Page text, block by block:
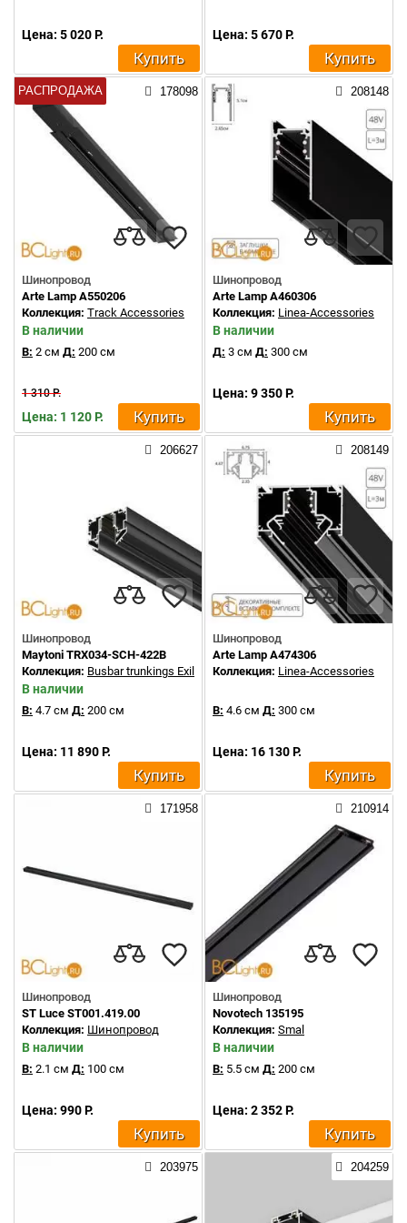
Цена: 5 020 Р.
Купить
Цена: 5 670 Р.
Купить
РАСПРОДАЖА 178098
Шинопровод
Arte Lamp A550206
Коллекция: Track Accessories
В наличии
В: 2 см Д: 200 см
1 310 Р.
Цена: 1 120 Р. Купить
208148
Шинопровод
Arte Lamp A460306
Коллекция: Linea-Accessories
В наличии
Д: 3 см Д: 300 см
Цена: 9 350 Р.
Купить
206627
Шинопровод
Maytoni TRX034-SCH-422B
Коллекция: Busbar trunkings Exility
В наличии
В: 4.7 см Д: 200 см
Цена: 11 890 Р.
Купить
208149
Шинопровод
Arte Lamp A474306
Коллекция: Linea-Accessories
В: 4.6 см Д: 300 см
Цена: 16 130 Р.
Купить
171958
Шинопровод
ST Luce ST001.419.00
Коллекция: Шинопровод
В наличии
В: 2.1 см Д: 100 см
Цена: 990 Р.
Купить
210914
Шинопровод
Novotech 135195
Коллекция: Smal
В наличии
В: 5.5 см Д: 200 см
Цена: 2 352 Р.
Купить
203975 204259